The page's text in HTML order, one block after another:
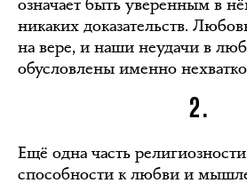
означает быть уверенным в
никаких доказательств.
на вере, и наши неудачи в
обусловлены именно
2.
Ещё одна часть
способности к любви и